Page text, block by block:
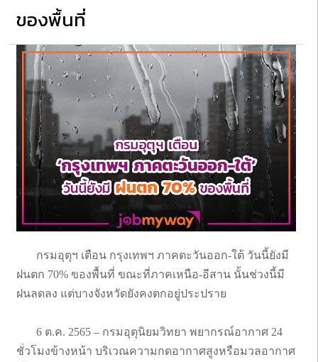
ของพื้นที่
กรมอุตุฯ เตือน กรุงเทพฯ ภาคตะวันออก-ใต้ วันนี้ยังมี
ฝนตก 70% ของพื้นที่ ขณะที่ภาคเหนือ-อีสาน นั้นช่วงนี้มี
ฝนลดลง แต่บางจังหวัดยังคงตกอยู่ประปราย
6 ต.ค. 2565 – กรมอุตุนิยมวิทยา พยากรณ์อากาศ 24
ชั่วโมงข้างหน้า บริเวณความกดอากาศสูงหรือมวลอากาศ